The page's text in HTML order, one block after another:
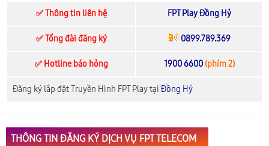
✅ Thông tin liên hệ FPT Play Đồng Hỷ
✅ Tổng đài đăng ký 0899.789.369
✅ Hotline báo hỏng 1900 6600(phím 2)
Đăng ký lắp đặt Truyền Hình FPT Play tại Đồng Hỷ
THÔNG TIN ĐĂNG KÝ DỊCH VỤ FPT TELECOM